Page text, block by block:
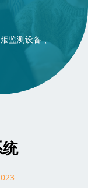
监测设备 、